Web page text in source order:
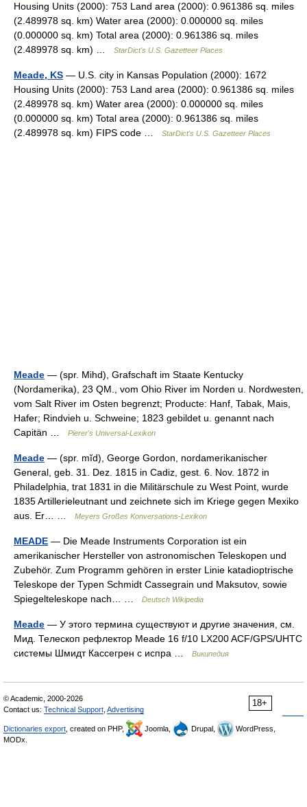
Housing Units (2000): 753 Land area (2000): 0.961386 sq. miles
(2.489978 sq. km) Water area (2000): 0.000000 sq. miles
(0.000000 sq. km) Total area (2000): 0.961386 sq. miles
(2.489978 sq. km) …
StarDict's U.S. Gazetteer Places
Meade, KS — U.S. city in Kansas Population (2000): 1672
Housing Units (2000): 753 Land area (2000): 0.961386 sq. miles
(2.489978 sq. km) Water area (2000): 0.000000 sq. miles
(0.000000 sq. km) Total area (2000): 0.961386 sq. miles
(2.489978 sq. km) FIPS code …
StarDict's U.S. Gazetteer Places
Meade — (spr. Mihd), Grafschaft im Staate Kentucky
(Nordamerika), 23 QM., vom Ohio River im Norden u. Nordwesten,
vom Salt River im Osten begrenzt; Producte: Hanf, Tabak, Mais,
Hafer; Rindvieh u. Schweine; 1823 gebildet u. genannt nach
Capitän …
Pierer's Universal-Lexikon
Meade — (spr. mĭd), George Gordon, nordamerikanischer
General, geb. 31. Dez. 1815 in Cadiz, gest. 6. Nov. 1872 in
Philadelphia, trat 1831 in die Militärschule zu West Point, wurde
1835 Artillerieleutnant und zeichnete sich im Kriege gegen Mexiko
aus. Er… …
Meyers Großes Konversations-Lexikon
MEADE — Die Meade Instruments Corporation ist ein
amerikanischer Hersteller von astronomischen Teleskopen und
Zubehör. Zum Programm gehören in erster Linie katadioptrische
Teleskope der Typen Schmidt Cassegrain und Maksutov, sowie
Spiegelteleskope nach… …
Deutsch Wikipedia
Meade — У этого термина существуют и другие значения, см.
Мид. Телескоп рефлектор Meade 16 f/10 LX200 ACF/GPS/UHTC
системы Шмидт Кассегрен с испра …
Википедия
18+
© Academic, 2000-2026
Contact us: Technical Support Advertising
Dictionaries export , created on PHP, Joomla, Drupal,
WordPress,
MODx.